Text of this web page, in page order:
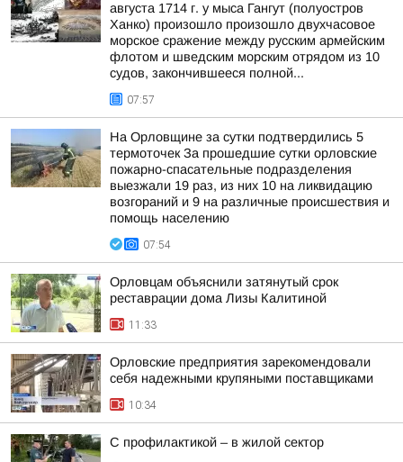
августа 1714 г. у мыса Гангут (полуостров
Ханко) произошло произошло двухчасовое
морское сражение между русским армейским
флотом и шведским морским отрядом из 10
судов, закончившееся полной...
07:57
На Орловщине за сутки подтвердились 5
термоточек За прошедшие сутки орловские
пожарно-спасательные подразделения
выезжали 19 раз, из них 10 на ликвидацию
возгораний и 9 на различные происшествия и
помощь населению
07:54
Орловцам объяснили затянутый срок
реставрации дома Лизы Калитиной
11:33
Орловские предприятия зарекомендовали
себя надежными крупяными поставщиками
10:34
С профилактикой – в жилой сектор